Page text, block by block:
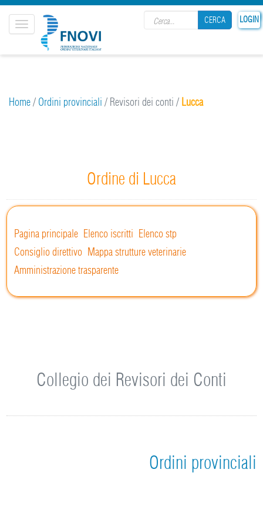
LOGIN
CERCA
Toggle
navigation
Home/ Ordini provinciali / Revisori dei conti / Lucca
Ordine di Lucca
Pagina principale Elenco iscritti Elenco stp
Consiglio direttivo Mappa strutture veterinarie
Amministrazione trasparente
Collegio dei Revisori dei Conti
Ordini provinciali